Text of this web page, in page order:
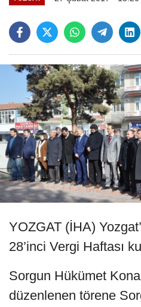
YOZGAT (İHA)
28’inci Vergi Haftası
Sorgun Hükümet
düzenlenen törene